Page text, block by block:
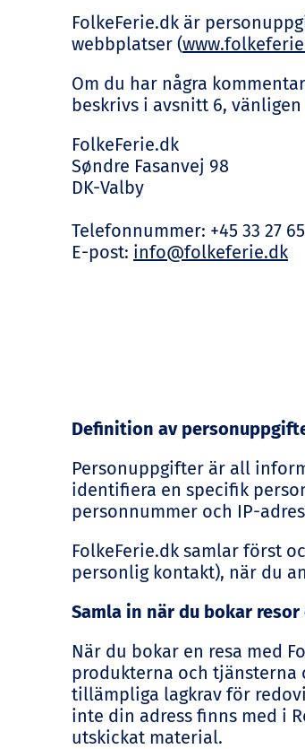
FolkeFerie.dk är
webbplatser (
Om du har några
beskrivs i avsnitt 6,
FolkeFerie.dk
Søndre Fasanvej 98
DK-Valby
Telefonnummer: +45 33 27
E-post: info@folkeferie.dk
Definition av
Personuppgifter är all
identifiera en specifik
personnummer och IP-
FolkeFerie.dk samlar först
personlig kontakt), när du
Samla in när du bokar
När du bokar en resa med
produkterna och tjänsterna
tillämpliga lagkrav för
inte din adress finns med i
utskickat material.